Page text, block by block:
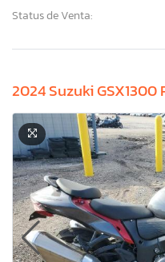
Status de Venta:
2024 Suzuki GSX1300